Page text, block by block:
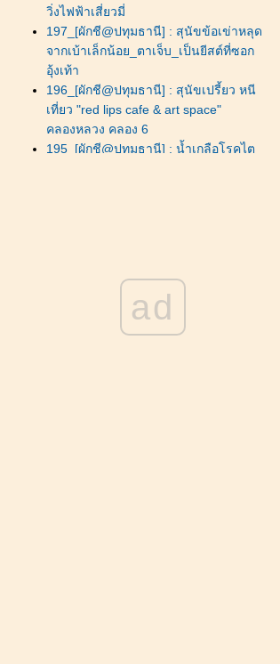
วิ่งไฟฟ้าเสี่ยวมี่
197_[ผักชี@ปทุมธานี] : สุนัขข้อเข่าหลุด
จากเบ้าเล็กน้อย_ตาเจ็บ_เป็นยีสต์ที่ซอก
อุ้งเท้า
196_[ผักชี@ปทุมธานี] : สุนัขเปรี้ยว หนี
เที่ยว "red lips cafe & art space"
คลองหลวง คลอง 6
195_[ผักชี@ปทุมธานี] : น้ำเกลือโรคไต
192_[ผักชี@ปทุมธานี] : สุนัขป่วย โรคไต
เจาะเลือดครั้งที่ 3-5 ให้น้ำเกลือใต้ผิวหนัง
ad